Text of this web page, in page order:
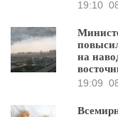
19:10
на
19:09